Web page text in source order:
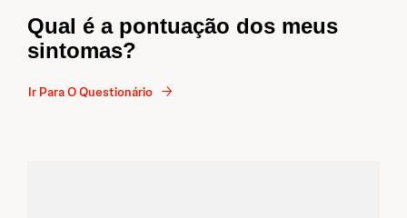
Qual é a pontuação dos meus
sintomas?
Ir Para O Questionário